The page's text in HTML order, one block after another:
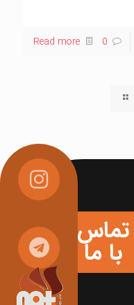
0
Read more
تماس
با ما